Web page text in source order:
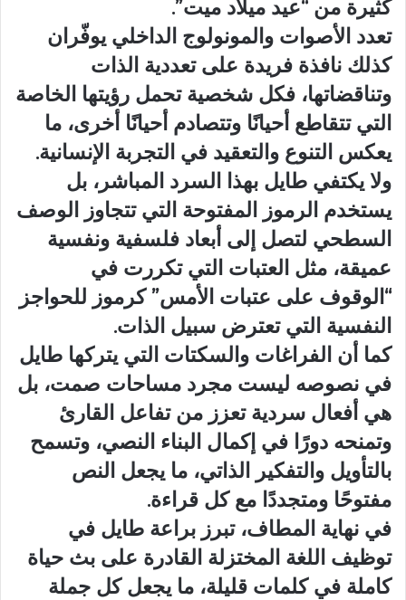
كثيرة من “عيد ميلاد ميت”.
تعدد الأصوات والمونولوج الداخلي يوفّران
كذلك نافذة فريدة على تعددية الذات
وتناقضاتها، فكل شخصية تحمل رؤيتها الخاصة
التي تتقاطع أحيانًا وتتصادم أحيانًا أخرى، ما
يعكس التنوع والتعقيد في التجربة الإنسانية.
ولا يكتفي طايل بهذا السرد المباشر، بل
يستخدم الرموز المفتوحة التي تتجاوز الوصف
السطحي لتصل إلى أبعاد فلسفية ونفسية
عميقة، مثل العتبات التي تكررت في
“الوقوف على عتبات الأمس” كرموز للحواجز
النفسية التي تعترض سبيل الذات.
كما أن الفراغات والسكتات التي يتركها طايل
في نصوصه ليست مجرد مساحات صمت، بل
هي أفعال سردية تعزز من تفاعل القارئ
وتمنحه دورًا في إكمال البناء النصي، وتسمح
بالتأويل والتفكير الذاتي، ما يجعل النص
مفتوحًا ومتجددًا مع كل قراءة.
في نهاية المطاف، تبرز براعة طايل في
توظيف اللغة المختزلة القادرة على بث حياة
كاملة في كلمات قليلة، ما يجعل كل جملة